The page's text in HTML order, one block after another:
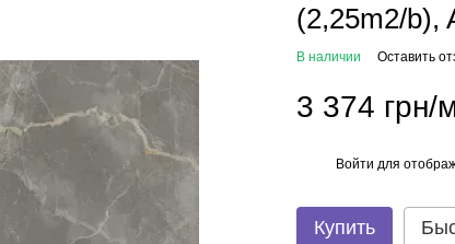
(2,25m2/b),
В наличии Оставить
3 374 грн/
Войти для
Купить